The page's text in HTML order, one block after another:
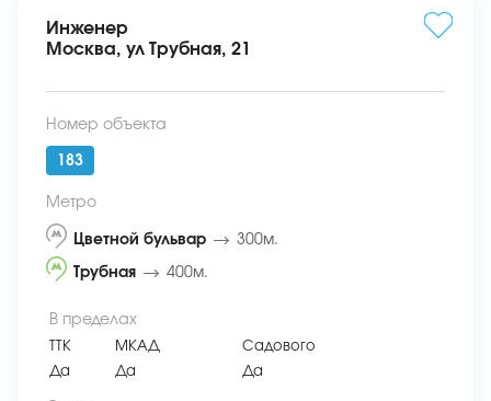
Инженер
Москва, ул Трубная, 21
Номер объекта
183
Метро
Цветной бульвар 300м.
Трубная 400м.
В пределах
ТТК МКАД
Садового
Да
Да Да